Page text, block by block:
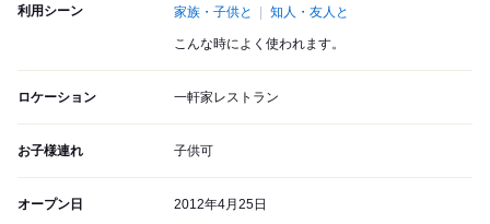
利用シーン 家族・子供と 知人・友人と
こんな時によく使われます。
ロケーション 一軒家レストラン
お子様連れ 子供可
オープン日 2012年4月25日